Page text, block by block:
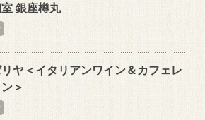
銀座樽丸
ヤ＜イタリアンワイン＆カフェレ
＞